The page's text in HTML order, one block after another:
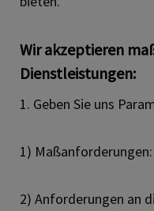
Wir akzeptieren
Dienstleistungen:
1. Geben Sie uns
1)
2) Anforderungen an